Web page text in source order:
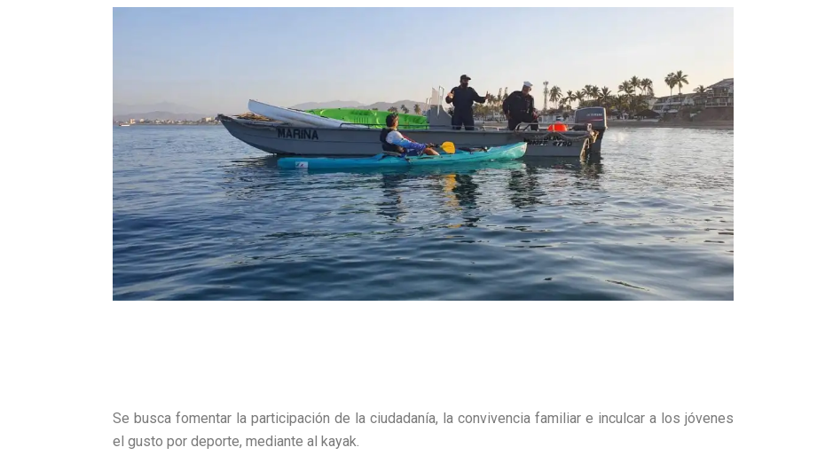
Se busca fomentar la participación de la ciudadanía, la convivencia familiar e inculcar a los jóvenes
el gusto por deporte, mediante al kayak.